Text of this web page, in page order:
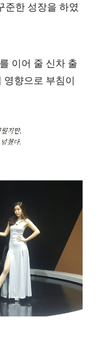
준한 성장을 하였
이어 줄 신차 출
향으로 부침이